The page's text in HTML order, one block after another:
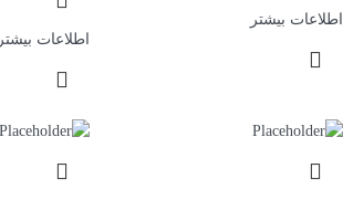
اطلاعات بیشتر
اطلاعات بیشتر